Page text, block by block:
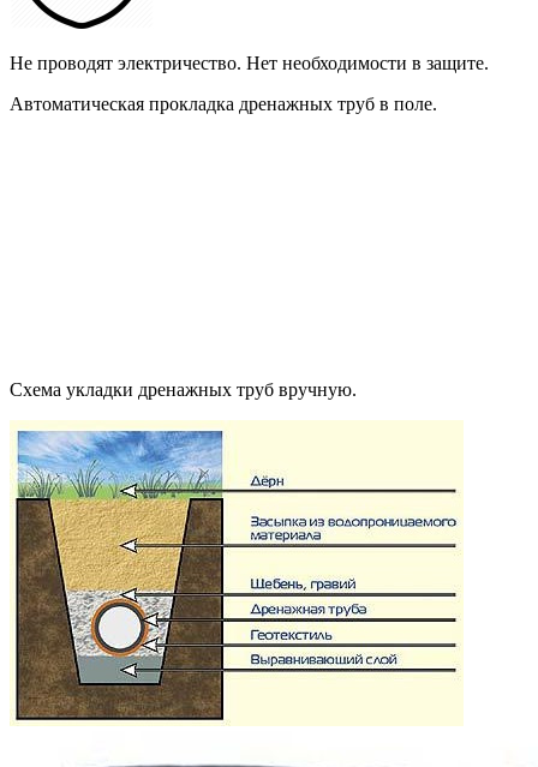
Не проводят электричество. Нет необходимости в защите.
Автоматическая прокладка дренажных труб в поле.
Схема укладки дренажных труб вручную.